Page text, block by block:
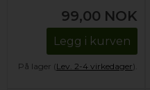
99,00 NOK
Legg i kurven
På lager (Lev. 2-4 virkedager).